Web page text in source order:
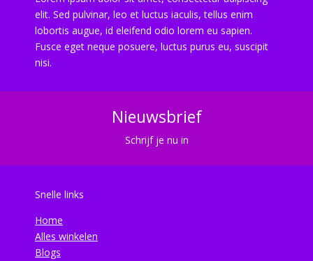
elit. Sed pulvinar, leo et luctus iaculis, tellus enim
lobortis augue, id eleifend odio lorem eu sapien.
Fusce eget neque posuere, luctus purus eu, suscipit
nisi.
Nieuwsbrief
Schrijf je nu in
Snelle links
Home
Alles winkelen
Blogs